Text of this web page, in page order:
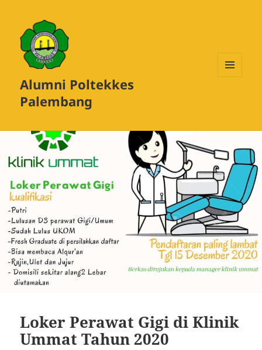
Alumni Poltekkes
Palembang
Loker Perawat Gigi di Klinik
Ummat Tahun 2020